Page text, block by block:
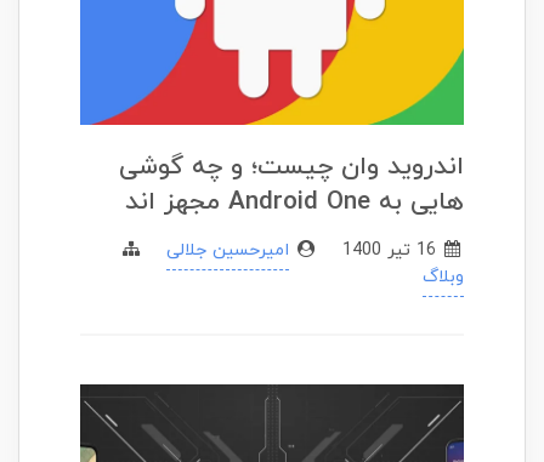
اندروید وان چیست؛ و چه گوشی
هایی به Android One مجهز اند
امیرحسین جلالی
وبلاگ